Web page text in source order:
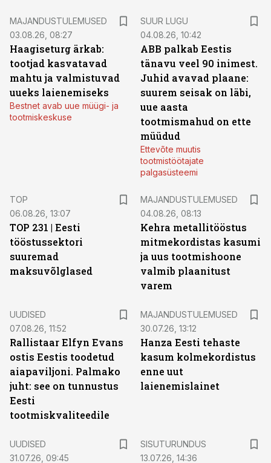
MAJANDUSTULEMUSED
03.08.26, 08:27
Haagiseturg ärkab:
tootjad kasvatavad
mahtu ja valmistuvad
uueks laienemiseks
Bestnet avab uue müügi- ja
tootmiskeskuse
SUUR LUGU
04.08.26, 10:42
ABB palkab Eestis
tänavu veel 90 inimest.
Juhid avavad plaane:
suurem seisak on läbi,
uue aasta
tootmismahud on ette
müüdud
Ettevõte muutis
tootmistöötajate
palgasüsteemi
TOP
06.08.26, 13:07
TOP 231 | Eesti
tööstussektori
suuremad
maksuvõlglased
MAJANDUSTULEMUSED
04.08.26, 08:13
Kehra metallitööstus
mitmekordistas kasumi
ja uus tootmishoone
valmib plaanitust
varem
UUDISED
07.08.26, 11:52
Rallistaar Elfyn Evans
ostis Eestis toodetud
aiapaviljoni. Palmako
juht: see on tunnustus
Eesti
tootmiskvaliteedile
MAJANDUSTULEMUSED
30.07.26, 13:12
Hanza Eesti tehaste
kasum kolmekordistus
enne uut
laienemislainet
UUDISED
31.07.26, 09:45
SISUTURUNDUS
13.07.26, 14:36